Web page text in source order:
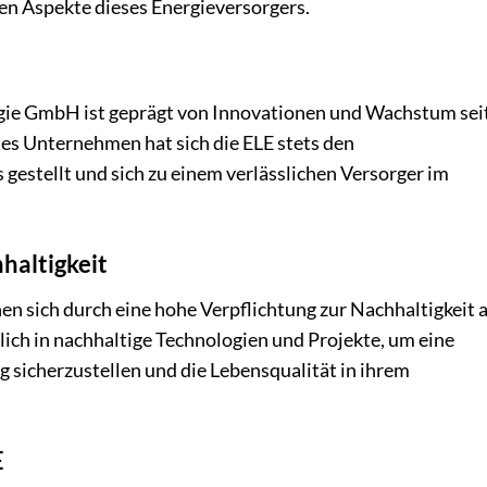
Aspekte dieses Energieversorgers.
GmbH ist geprägt von Innovationen und Wachstum
Unternehmen hat sich die ELE stets den
und sich zu einem verlässlichen Versorger im
sich durch eine hohe Verpflichtung zur Nachhaltigkeit
in nachhaltige Technologien und Projekte, um eine
und die Lebensqualität in ihrem